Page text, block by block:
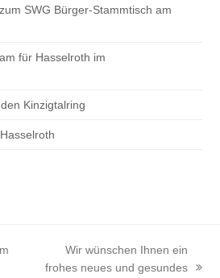
SWG Bürger-Stammtisch am
für Hasselroth im
Kinzigtalring
Wir wünschen Ihnen ein
frohes neues und gesundes